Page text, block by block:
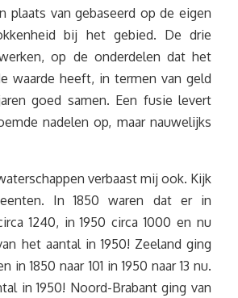
plaats van gebaseerd op de eigen
bij het gebied. De drie
op de onderdelen dat het
waarde heeft, in termen van geld
goed samen. Een fusie levert
nadelen op, maar nauwelijks
verbaast mij ook. Kijk
In 1850 waren dat er in
1240, in 1950 circa 1000 en nu
het aantal in 1950! Zeeland ging
in 1850 naar 101 in 1950 naar 13 nu.
in 1950! Noord-Brabant ging van